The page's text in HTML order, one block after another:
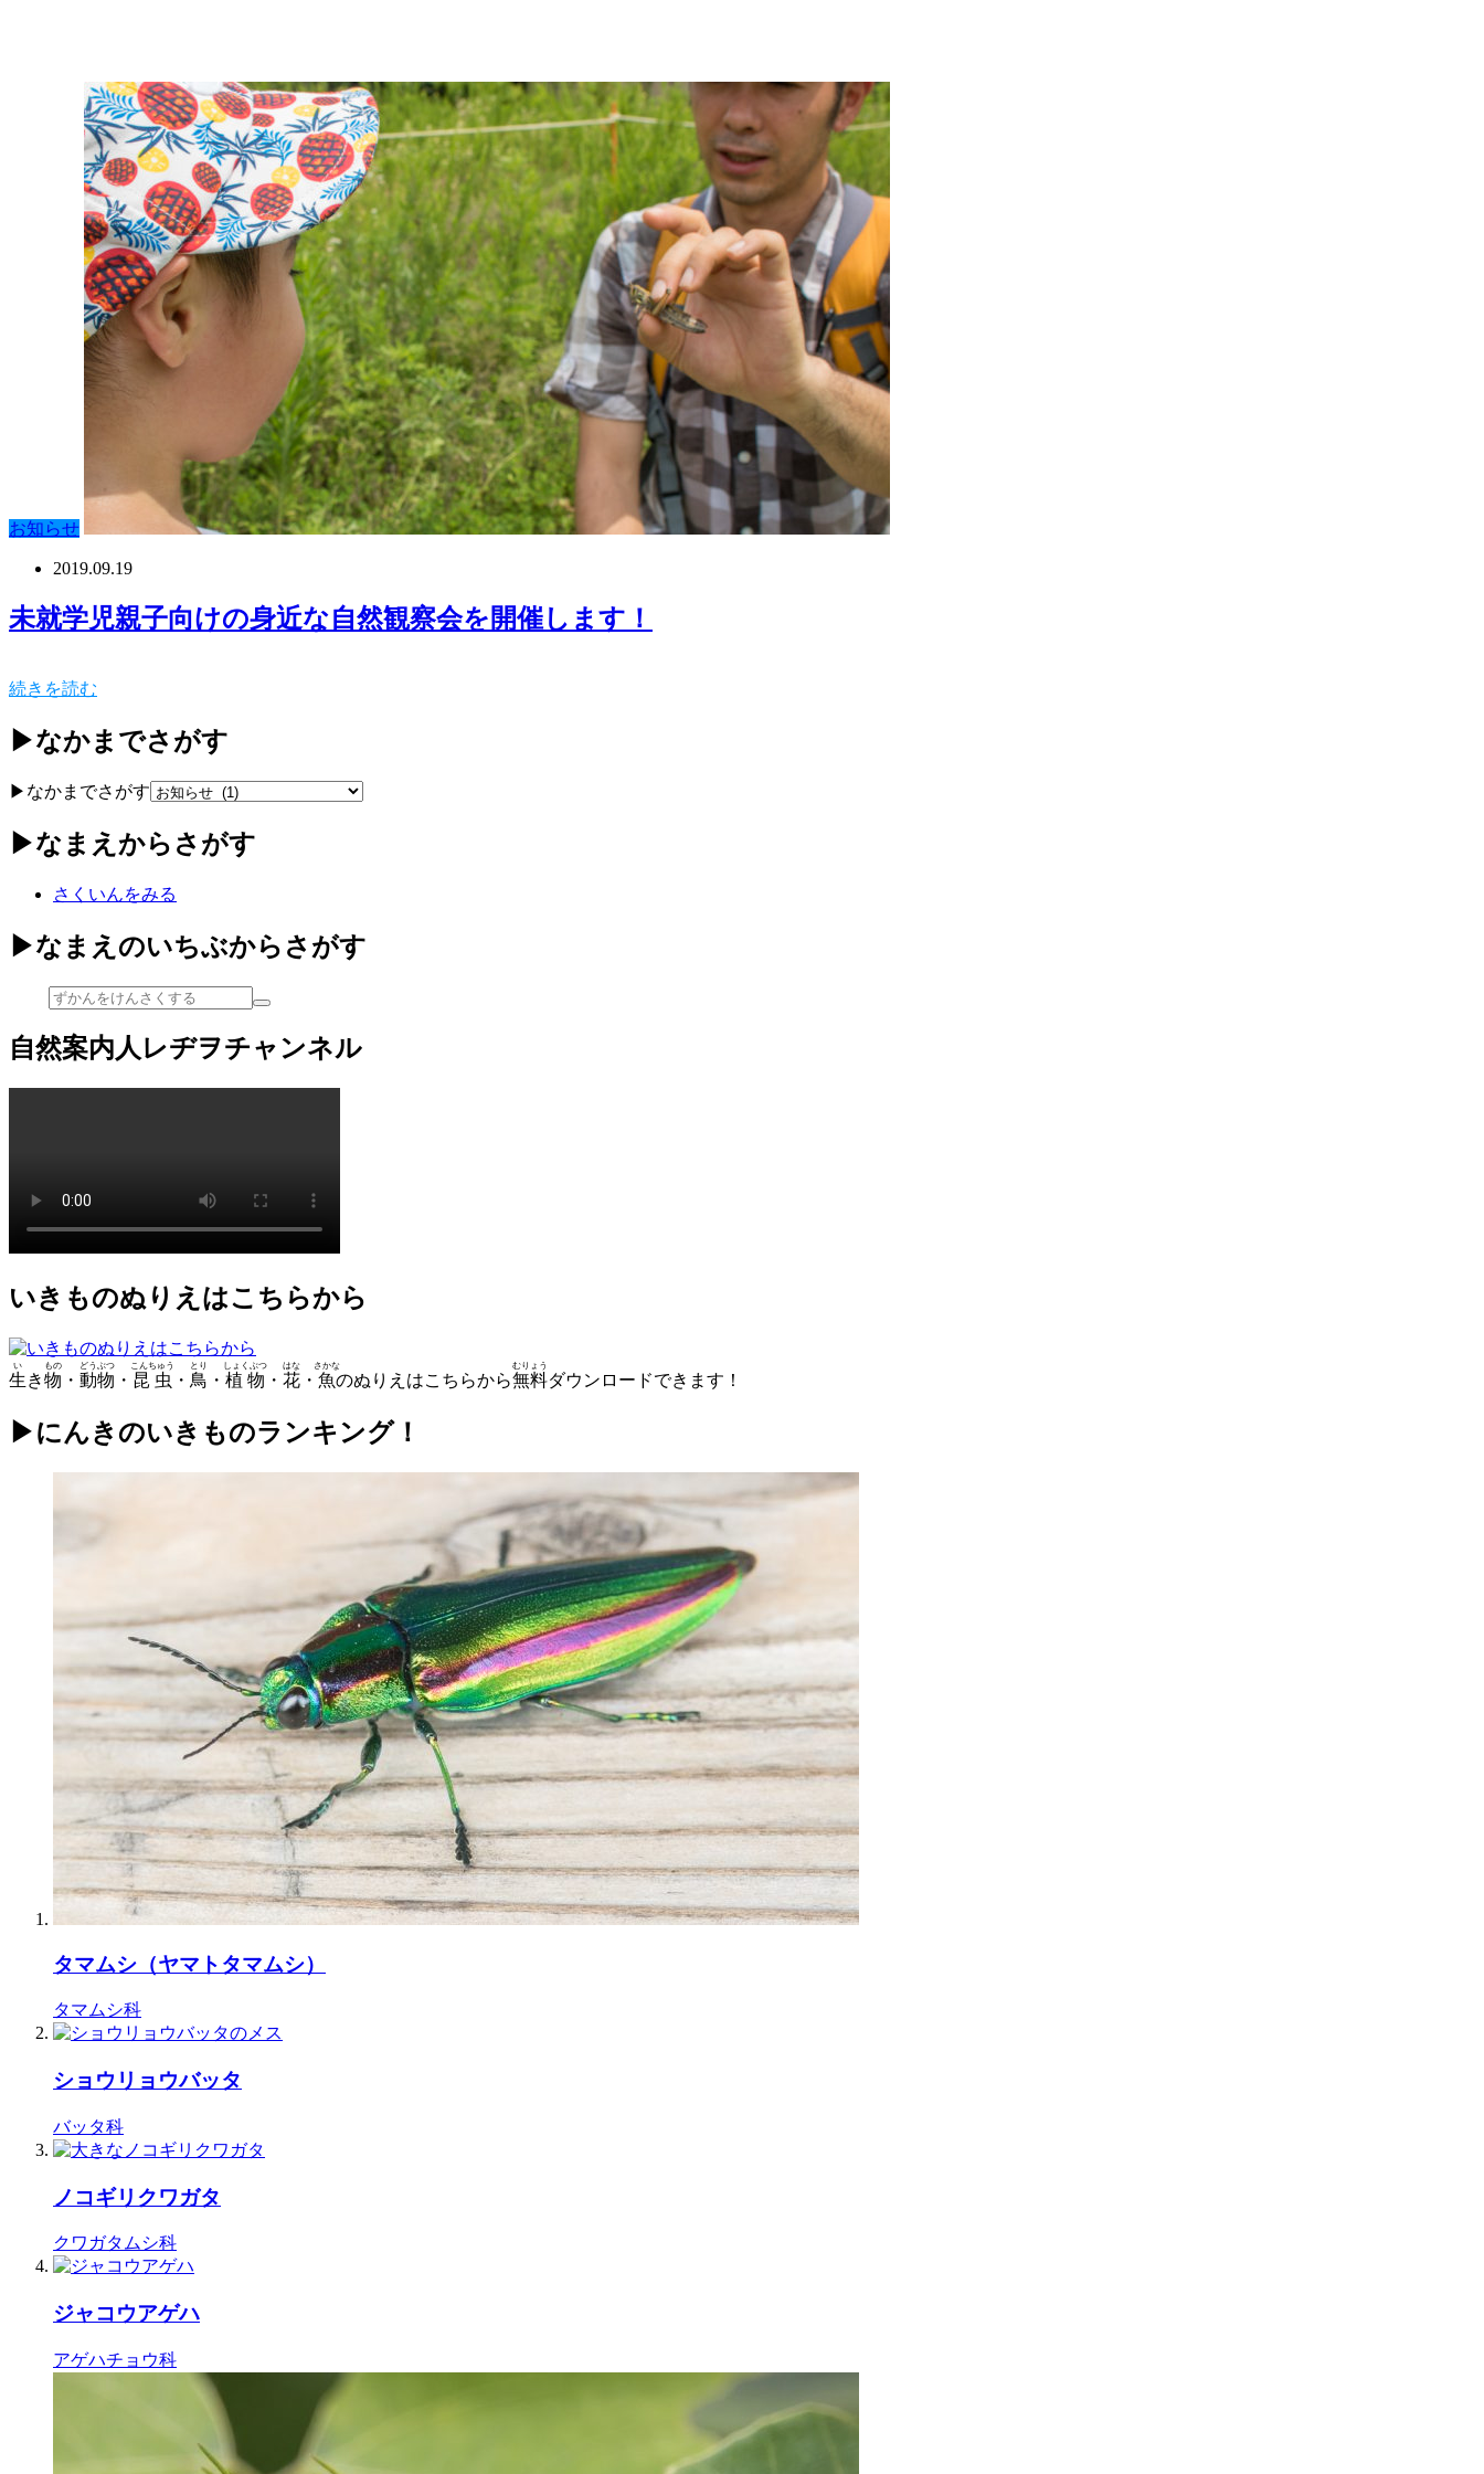
お知らせ
2019.09.19
未就学児親子向けの身近な自然観察会を開催します！
続きを読む
▶なかまでさがす
▶なかまでさがす
▶なまえからさがす
さくいんをみる
▶なまえのいちぶからさがす
自然案内人レヂヲチャンネル
いきものぬりえはこちらから
生
い
き物
もの
・ 動物
どうぶつ
・ 昆虫
こんちゅう
・ 鳥
とり
・ 植物
しょくぶつ
・ 花
はな
・ 魚
さかな
のぬりえはこちらから無料
むりょう
ダウンロードできます！
▶にんきのいきものランキング！
タマムシ（ヤマトタマムシ）
タマムシ科
ショウリョウバッタ
バッタ科
ノコギリクワガタ
クワガタムシ科
ジャコウアゲハ
アゲハチョウ科